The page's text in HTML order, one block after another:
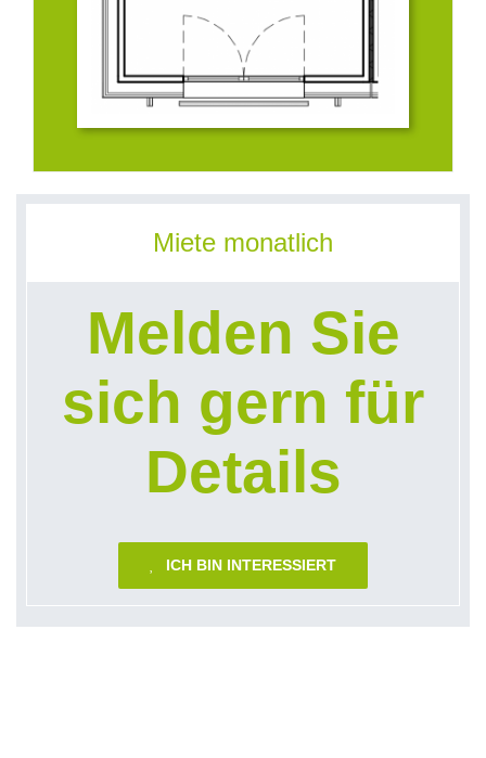
Miete monatlich
Melden Sie
sich gern für
Details
ICH BIN INTERESSIERT